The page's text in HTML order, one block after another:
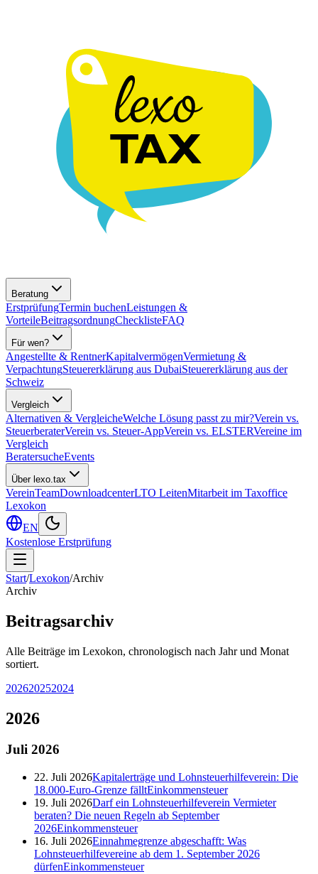
Beratung
ErstprüfungTermin buchenLeistungen &
VorteileBeitragsordnungChecklisteFAQ
Für wen?
Angestellte & RentnerKapitalvermögenVermietung &
VerpachtungSteuererklärung aus DubaiSteuererklärung aus der
Schweiz
Vergleich
Alternativen & VergleicheWelche Lösung passt zu mir?Verein vs.
SteuerberaterVerein vs. Steuer-AppVerein vs. ELSTERVereine im
Vergleich
BeratersucheEvents
Über lexo.tax
VereinTeamDownloadcenterLTO LeitenMitarbeit im Taxoffice
Lexokon
EN
Kostenlose Erstprüfung
Start/Lexokon/Archiv
Archiv
Beitragsarchiv
Alle Beiträge im Lexokon, chronologisch nach Jahr und Monat
sortiert.
202620252024
2026
Juli 2026
22. Juli 2026Kapitalerträge und Lohnsteuerhilfeverein: Die
18.000-Euro-Grenze fälltEinkommensteuer
19. Juli 2026Darf ein Lohnsteuerhilfeverein Vermieter
beraten? Die neuen Regeln ab September
2026Einkommensteuer
16. Juli 2026Einnahmegrenze abgeschafft: Was
Lohnsteuerhilfevereine ab dem 1. September 2026
dürfenEinkommensteuer